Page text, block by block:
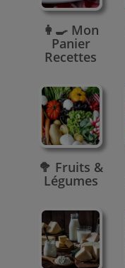
👩‍🍳 Mon
Panier
Recettes
🥦 Fruits &
Légumes